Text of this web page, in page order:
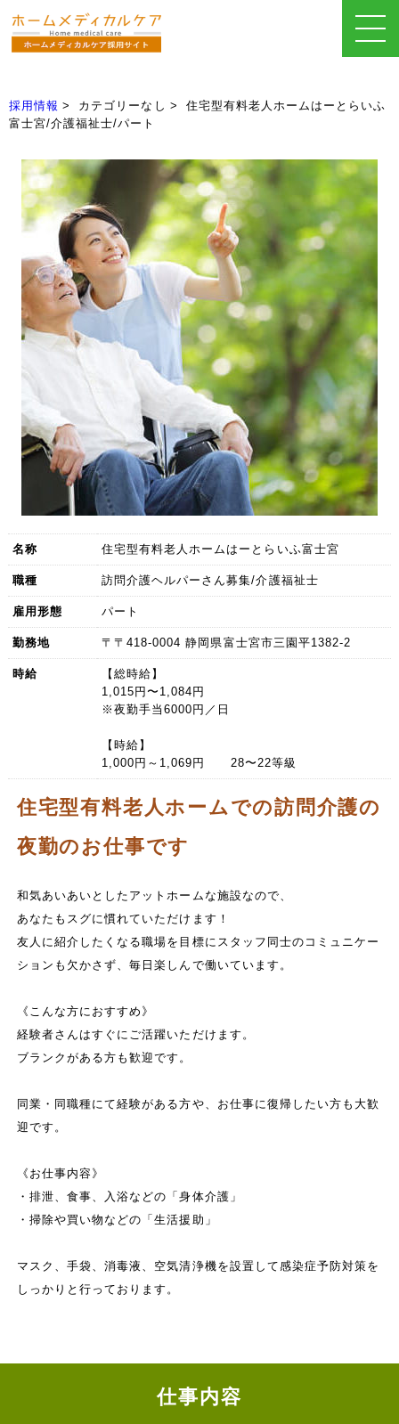
採用情報 カテゴリーなし
住宅型有料老人ホームはーとらいふ
富士宮/介護福祉士/パート
名称 住宅型有料老人ホームはーとらいふ富士宮
職種 訪問介護ヘルパーさん募集/介護福祉士
雇用形態 パート
勤務地 〒〒418-0004 静岡県富士宮市三園平1382-2
時給
【総時給】
1,015円〜1,084円
※夜勤手当6000円／日
【時給】
1,000円～1,069円 28〜22等級
住宅型有料老人ホームでの訪問介護の
夜勤のお仕事です
和気あいあいとしたアットホームな施設なので、
あなたもスグに慣れていただけます！
友人に紹介したくなる職場を目標にスタッフ同士のコミュニケー
ションも欠かさず、毎日楽しんで働いています。
《こんな方におすすめ》
経験者さんはすぐにご活躍いただけます。
ブランクがある方も歓迎です。
同業・同職種にて経験がある方や、お仕事に復帰したい方も大歓
迎です。
《お仕事内容》
・排泄、食事、入浴などの「身体介護」
・掃除や買い物などの「生活援助」
マスク、手袋、消毒液、空気清浄機を設置して感染症予防対策を
しっかりと行っております。
仕事内容